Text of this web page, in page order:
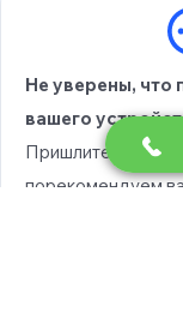
Не уверены, что
вашего
Пришлите
порекомендуем